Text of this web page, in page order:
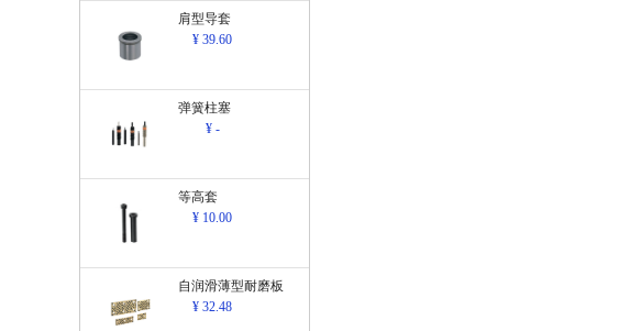
肩型导套
¥ 39.60
弹簧柱塞
¥ -
等高套
¥ 10.00
自润滑薄型耐磨板
¥ 32.48